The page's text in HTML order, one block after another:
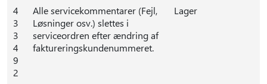
4
3
3
4
9
2
Alle servicekommentarer (Fejl,
Løsninger osv.) slettes i
serviceordren efter ændring af
faktureringskundenummeret.
Lager